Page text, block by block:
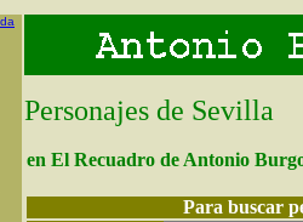
Personajes de Sevilla
en El Recuadro de Antonio
Para buscar